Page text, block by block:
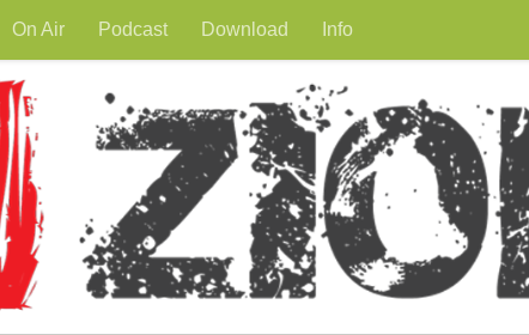
On Air Podcast Download Info